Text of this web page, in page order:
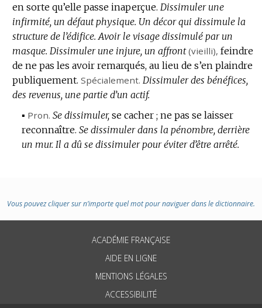
en sorte qu’elle passe inaperçue. Dissimuler une
infirmité, un défaut physique. Un décor qui dissimule la
structure de l’édifice. Avoir le visage dissimulé par un
masque. Dissimuler une injure, un affront (vieilli), feindre
de ne pas les avoir remarqués, au lieu de s’en plaindre
publiquement. Spécialement. Dissimuler des bénéfices,
des revenus, une partie d’un actif.
▪ Pron. Se dissimuler, se cacher ; ne pas se laisser
reconnaître. Se dissimuler dans la pénombre, derrière
un mur. Il a dû se dissimuler pour éviter d’être arrêté.
Vous pouvez cliquer sur n’importe quel mot pour naviguer dans le dictionnaire.
ACADÉMIE FRANÇAISE
AIDE EN LIGNE
MENTIONS LÉGALES
ACCESSIBILITÉ